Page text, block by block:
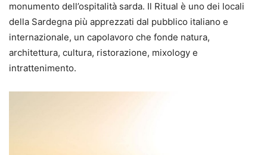
monumento dell’ospitalità sarda. Il Ritual è uno dei locali
della Sardegna più apprezzati dal pubblico italiano e
internazionale, un capolavoro che fonde natura,
architettura, cultura, ristorazione, mixology e
intrattenimento.